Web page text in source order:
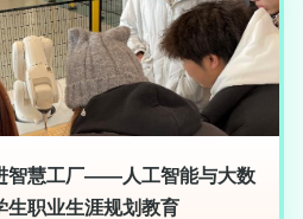
智慧工厂——人工智能与大数
生职业生涯规划教育